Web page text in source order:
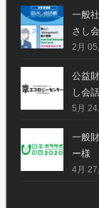
一般
さし
2月
公益
し会
5月
一般
ー様
4月